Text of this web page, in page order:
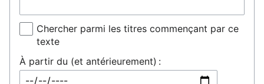
Chercher parmi les titres commençant par ce
texte
À partir du (et antérieurement) :